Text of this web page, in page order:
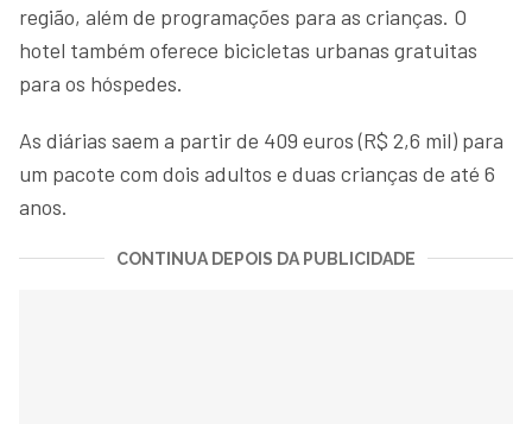
região, além de programações para as crianças. O
hotel também oferece bicicletas urbanas gratuitas
para os hóspedes.
As diárias saem a partir de 409 euros (R$ 2,6 mil) para
um pacote com dois adultos e duas crianças de até 6
anos.
CONTINUA DEPOIS DA PUBLICIDADE